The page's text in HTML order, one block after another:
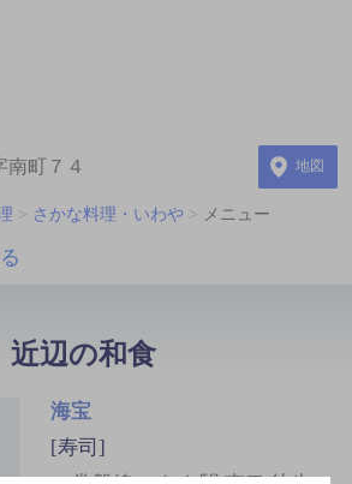
南町７４ 地図
さかな料理・いわや メニュー
近辺の和食
海宝
[寿司]